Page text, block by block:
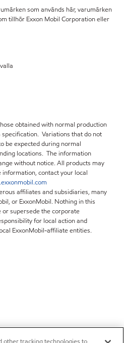
som används här, varumärken
tillhör Exxon Mobil Corporation eller
obtained with normal production
Variations that do not
be expected during normal
locations. The information
without notice. All products may
contact your local
affiliates and subsidiaries, many
or ExxonMobil. Nothing in this
supersede the corporate
for local action and
ExxonMobil-affiliate entities.